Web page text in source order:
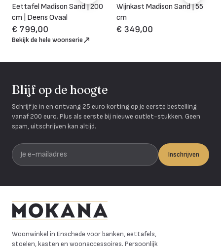
Eettafel Madison Sand | 200
cm | Deens Ovaal
€ 799,00
Wijnkast Madison Sand | 55
cm
€ 349,00
Bekijk de hele woonserie
Blijf op de hoogte
Schrijf je in en ontvang 25 euro korting op je eerste bestelling
vanaf 200 euro. Plus als eerste bij nieuwe outlet-stukken. Geen
spam, uitschrijven kan altijd.
Je e-mailadres
Inschrijven
Woonwinkel in Enschede voor banken, eettafels,
stoelen, kasten en woonaccessoires. Persoonlijk